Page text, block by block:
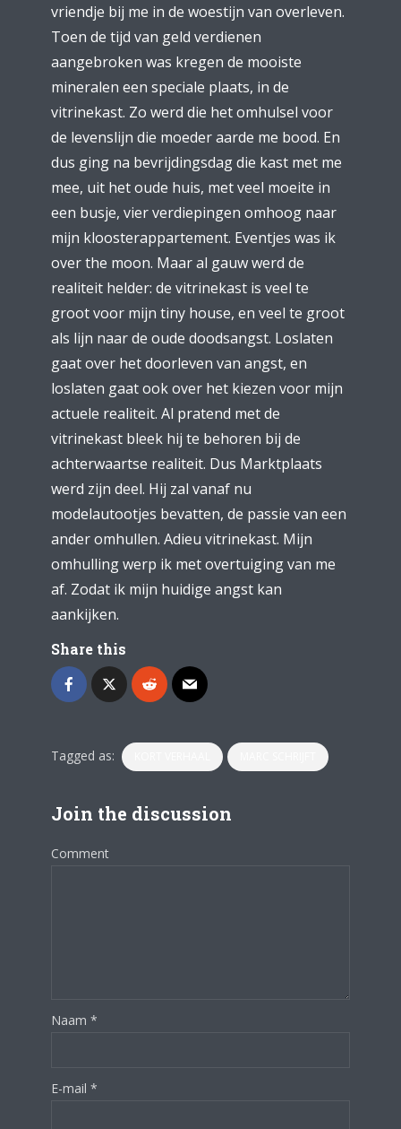
vriendje bij me in de woestijn van overleven.
Toen de tijd van geld verdienen
aangebroken was kregen de mooiste
mineralen een speciale plaats, in de
vitrinekast. Zo werd die het omhulsel voor
de levenslijn die moeder aarde me bood. En
dus ging na bevrijdingsdag die kast met me
mee, uit het oude huis, met veel moeite in
een busje, vier verdiepingen omhoog naar
mijn kloosterappartement. Eventjes was ik
over the moon. Maar al gauw werd de
realiteit helder: de vitrinekast is veel te
groot voor mijn tiny house, en veel te groot
als lijn naar de oude doodsangst. Loslaten
gaat over het doorleven van angst, en
loslaten gaat ook over het kiezen voor mijn
actuele realiteit. Al pratend met de
vitrinekast bleek hij te behoren bij de
achterwaartse realiteit. Dus Marktplaats
werd zijn deel. Hij zal vanaf nu
modelautootjes bevatten, de passie van een
ander omhullen. Adieu vitrinekast. Mijn
omhulling werp ik met overtuiging van me
af. Zodat ik mijn huidige angst kan
aankijken.
Share this
Tagged as:
Join the discussion
Comment
Naam *
E-mail *